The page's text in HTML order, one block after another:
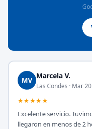
MV Marcela V.
Las Condes · Mar
★★★★★
Excelente servicio.
llegaron en menos de 2